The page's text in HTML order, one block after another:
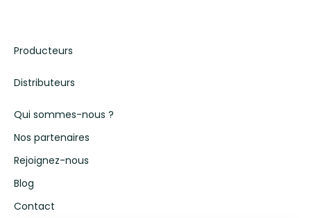
Producteurs
Distributeurs
Qui sommes-nous ?
Nos partenaires
Rejoignez-nous
Blog
Contact